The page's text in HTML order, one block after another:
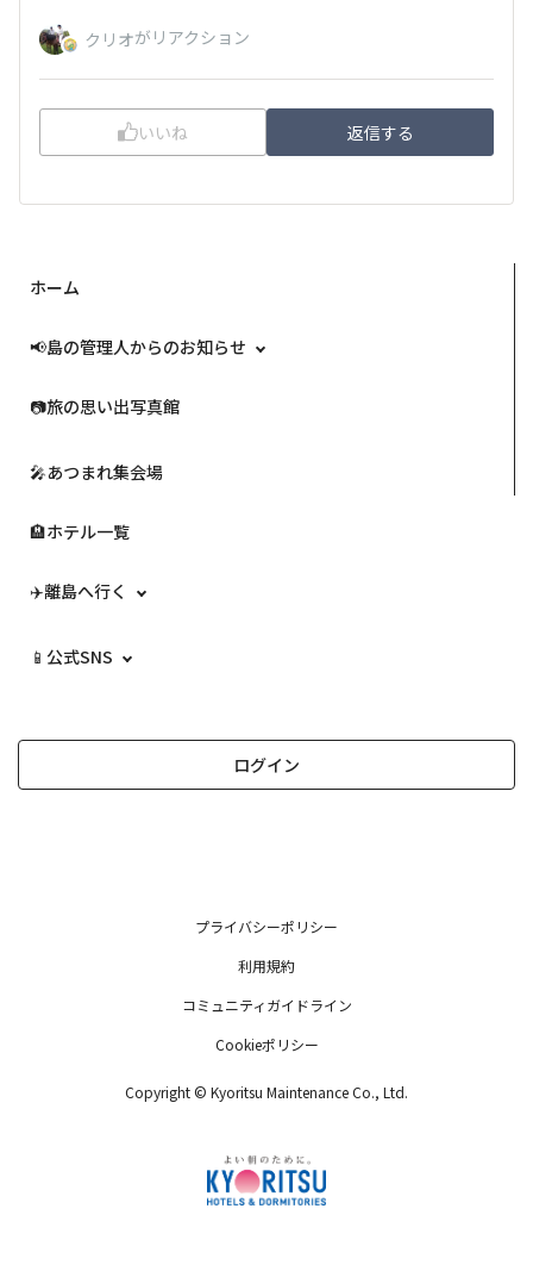
クリオがリアクション
いいね 返信する
ホーム
📢島の管理人からのお知らせ
📷️旅の思い出写真館
🎤あつまれ集会場
🏨ホテル一覧
✈️離島へ行く
📱公式SNS
ログイン
プライバシーポリシー
利用規約
コミュニティガイドライン
Cookieポリシー
Copyright © Kyoritsu Maintenance Co., Ltd.